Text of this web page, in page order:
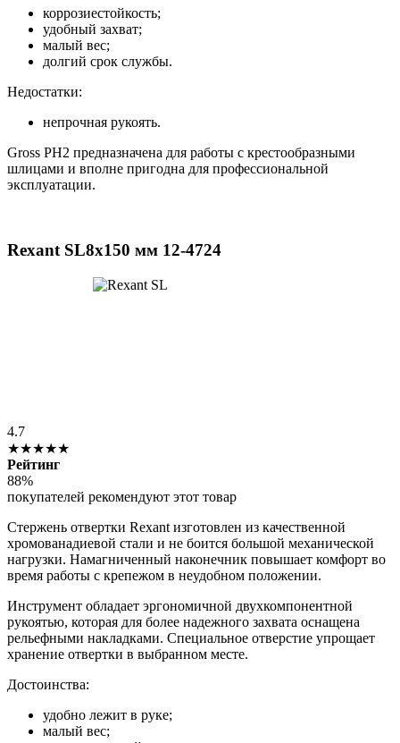
коррозиестойкость;
удобный захват;
малый вес;
долгий срок службы.
Недостатки:
непрочная рукоять.
Gross PH2 предназначена для работы с крестообразными
шлицами и вполне пригодна для профессиональной
эксплуатации.
Rexant SL8x150 мм 12-4724
4.7
★★★★★
Рейтинг
88%
покупателей рекомендуют этот товар
Стержень отвертки Rexant изготовлен из качественной
хромованадиевой стали и не боится большой механической
нагрузки. Намагниченный наконечник повышает комфорт во
время работы с крепежом в неудобном положении.
Инструмент обладает эргономичной двухкомпонентной
рукоятью, которая для более надежного захвата оснащена
рельефными накладками. Специальное отверстие упрощает
хранение отвертки в выбранном месте.
Достоинства:
удобно лежит в руке;
малый вес;